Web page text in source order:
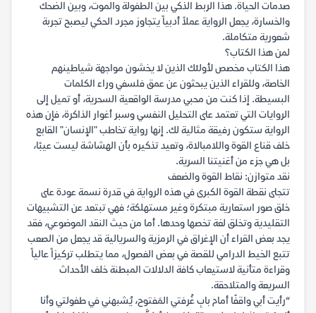
صدمات الحياة. هذا الربط الذكي بين الطفولة والموت، وبين الضحك
والخسارة، يجعل الرواية عملاً أدبياً يتجاوز مجرد الحكي ليصبح تجربة
شعورية متكاملة.
لمن هذا الكتاب؟
هذا الكتاب مخصص لأولئك الذين لا يخشون مواجهة شياطينهم
الخاصة، وللقراء الذين يبحثون عن عمق فلسفي وراء الكلمات
البسيطة. إذا كنت من محبي مدرسة الواقعية السحرية، أو تميل إلى
الروايات التي تعتمد على التحليل النفسي وسبر أغوار الذاكرة، فإن هذه
الرواية ستكون رفيقة مثالية لك. إنها رواية تخاطب "الإنسان" القابع
خلف قناع القوة واللامبالاة، وتعيد تذكيره بأن الهشاشة ليست عيبًا،
بل هي جزء من أغنيتنا السرية.
نقد متوازن: نقاط القوة والضعف
تتجلى نقطة القوة الكبرى في هذه الرواية في قدرة نسمة عودة على
خلق صور استعارية مبتكرة وغير مستهلكة؛ فهي تبتعد عن التشبيهات
التقليدية وتخلق لغة تخصها وحدها. أما من حيث النقد الموضوعي، فقد
يجد بعض القراء أن الإغراق في الرمزية والسريالية قد يجعل من الصعب
تتبع الخيط الدرامي للقصة في بعض الفصول، مما يتطلب تركيزاً عالياً
وقراءة متأنية لاستيعاب كافة الدلالات المبطنة خلف الأحداث
السريعة والمتلاحقة.
“رأيت أبي واقفًا أمام بابِ غُرفتي المَفتوح، يُشبهني في طفولتي وأنا